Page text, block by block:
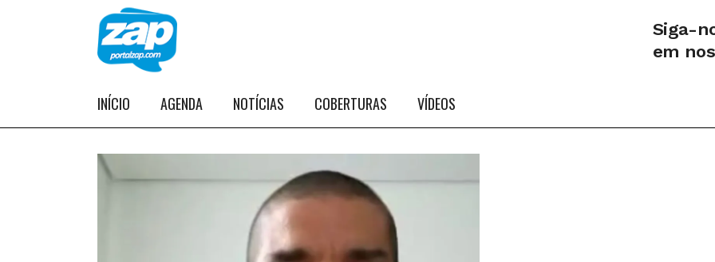
Siga-
em
INÍCIO AGENDA NOTÍCIAS COBERTURAS VÍDEOS